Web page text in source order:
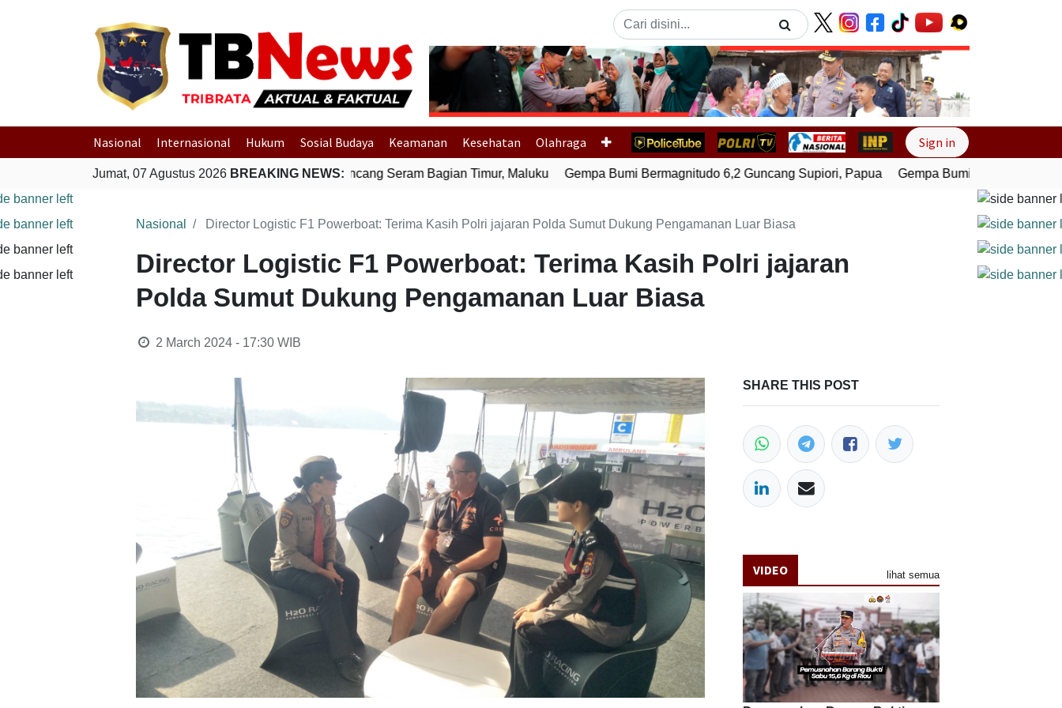
Previous Next
Nasional Internasional Hukum Sosial Budaya Keamanan Kesehatan Olahraga Sign in
Jumat, 07 Agustus 2026 BREAKING NEWS:
Gempa Bumi Bermagnitudo 5,1 Kembali Guncang Seram Bagian Timur, Maluku Gempa Bumi Bermagnitudo 6,2 Guncang Supiori, Papua Gempa Bumi Bermagnitudo 3,4
Nasional Director Logistic F1 Powerboat: Terima Kasih Polri jajaran Polda Sumut Dukung Pengamanan Luar Biasa
Director Logistic F1 Powerboat: Terima Kasih Polri jajaran
Polda Sumut Dukung Pengamanan Luar Biasa
2 March 2024 - 17:30WIB
SHARE THIS POST
VIDEO lihat semua